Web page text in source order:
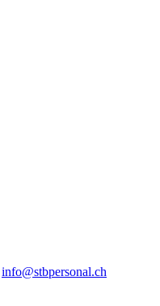
info@stbpersonal.ch